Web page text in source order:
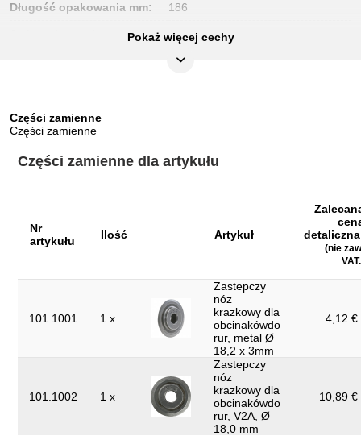
Długość opakowania mm: 186
Jednostka opakowaniowa: 1
101.1001
Koło zapasowe do tworzywa
sztucznego:
Materiał1: specjalna stal do narzędzi
obracany uchwyt z zapasowym
Waga w g:
50
Zastosowanie materiał: pozostałe
z rozkładanym narzędziem do
usuwania zadziorów
Średnica rury D: 3,0 - 30,0
Pokaż więcej cechy
Części zamienne
Części zamienne
Części zamienne dla artykułu
Nr
artykułu
Ilość Artykuł
(nie
101.1001 1 x
Zastepczy
nóz
krazkowy dla
obcinakówdo
rur, metal Ø
18,2 x 3mm
4,12 €
101.1002 1 x
Zastepczy
nóz
krazkowy dla
obcinakówdo
rur, V2A, Ø
18,0 mm
10,89 €